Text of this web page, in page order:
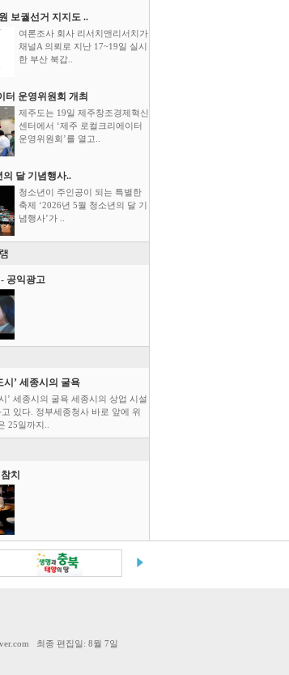
보궐선거 지지도 ..
여론조사 회사 리서치앤리서치가
채널A 의뢰로 지난 17~19일 실시
한 부산 북갑..
터 운영위원회 개최
제주도는 19일 제주창조경제혁신
센터에서 ‘제주 로컬크리에이터
운영위원회’를 열고..
의 달 기념행사..
청소년이 주인공이 되는 특별한
축제 ‘2026년 5월 청소년의 달 기
념행사’가 ..
공익광고
시’ 세종시의 굴욕
’ 세종시의 굴욕 세종시의 상업 시설
있다. 정부세종청사 바로 앞에 위
25일까지..
치
최종 편집일: 8월 7일